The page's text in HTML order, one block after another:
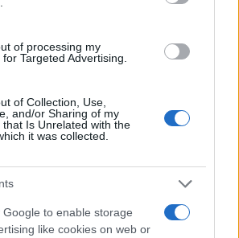
of processing my
Targeted Advertising.
of Collection, Use,
and/or Sharing of my
that Is Unrelated with the
it was collected.
Google to enable storage
like cookies on web or
oltre il singolo bacino e
Innocenti
del consiglio comunale di
a coperture breaking con analisi
e propone rubriche tematiche.